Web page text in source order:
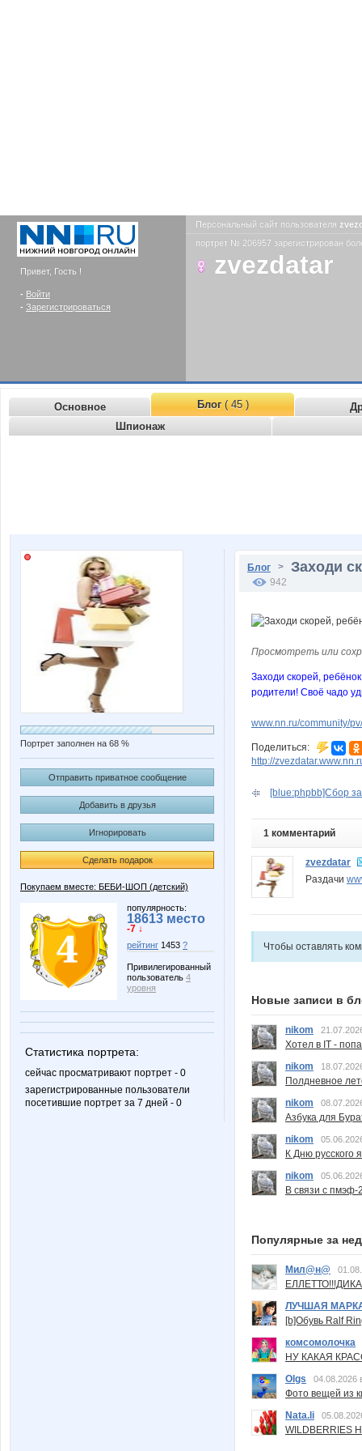
Привет, Гость !
- Войти
- Зарегистрироваться
Персональный сайт пользователя
портрет № 206957 зарегистрирован
zvezdatar
Основное Блог( 45 )
Шпионаж
Портрет заполнен на 68 %
Отправить приватное сообщение
Добавить в друзья
Игнорировать
Сделать подарок
Покупаем вместе: БЕБИ-ШОП (детский)
популярность:
18613 место
-7 ↓
рейтинг 1453 ?
Привилегированный
пользователь 4
уровня
Статистика портрета:
сейчас просматривают портрет - 0
зарегистрированные пользователи
посетившие портрет за 7 дней - 0
Блог > Заходи
942
Просмотреть или
Заходи скорей,
родители! Своё чадо
www.nn.ru/community/
Поделиться:
http://
[blue:phpbb]Сбор
1 комментарий
zvezdatar
Раздачи
Чтобы оставлять
Новые записи в
nikom
Хотел в IT -
nikom
Полдневное
nikom
Азбука для
nikom
К Дню русского
nikom
В связи с пмэф-
Популярные за
Мил@н@
ЛУЧШАЯ
[b]Обувь Ralf
комсомолочка
НУ КАКАЯ
Olgs
04.08.2026
Фото вещей из
Nata.li